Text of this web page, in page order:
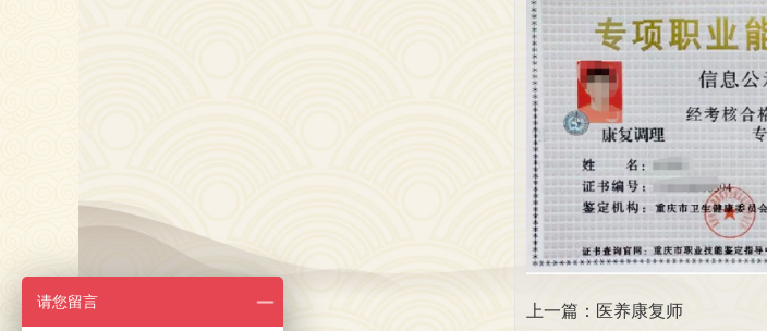
上一篇： 医养康复师
请您留言